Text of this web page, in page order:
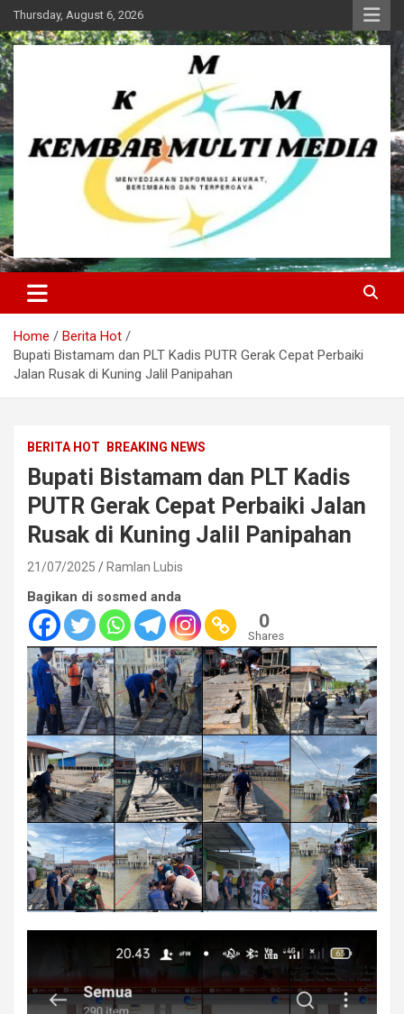
Skip
to
content
Thursday, August 6, 2026
Kembar Multi Media
Home
Berita Hot
Bupati Bistamam dan PLT Kadis PUTR Gerak Cepat Perbaiki
Jalan Rusak di Kuning Jalil Panipahan
BERITA HOT BREAKING NEWS
Bupati Bistamam dan PLT Kadis
PUTR Gerak Cepat Perbaiki Jalan
Rusak di Kuning Jalil Panipahan
21/07/2025 Ramlan Lubis
Bagikan di sosmed anda
0
Shares